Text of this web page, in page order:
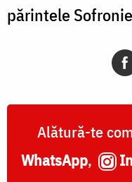
părintele
Alătură-te
WhatsApp,